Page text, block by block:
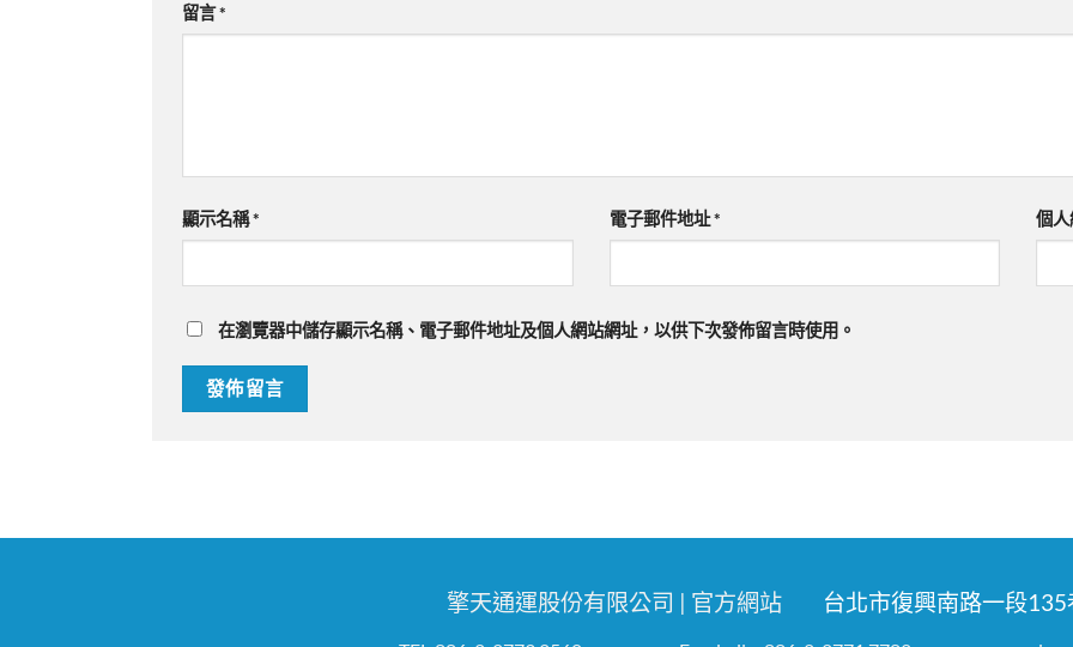
留言*
顯示名稱* 電子郵件地址* 個
在瀏覽器中儲存顯示名稱、電子郵件地址及個人網站網址，以供下次發佈留言時使用。
擎天通運股份有限公司 | 官方網站 台北市復興南路一段